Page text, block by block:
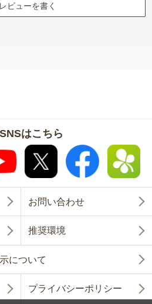
レビューを書く
はこちら
お問い合わせ
推奨環境
について
プライバシーポリシー